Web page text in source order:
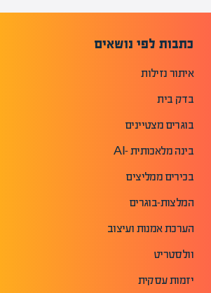
כתבות לפי נושאים
איתור נזילות
בדק בית
בוגרים מצטיינים
בינה מלאכותית -AI
בכירים ממליצים
המלצות-בוגרים
הערכת אמנות ועיצוב
וולסטריט
יזמות עסקית